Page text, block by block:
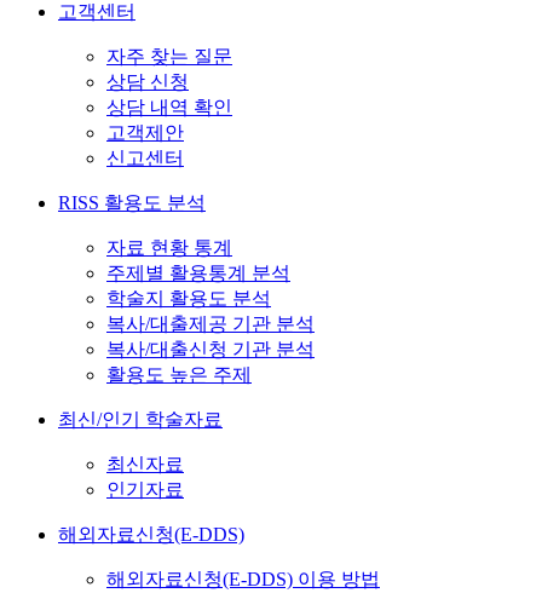
고객센터
자주 찾는 질문
상담 신청
상담 내역 확인
고객제안
신고센터
RISS 활용도 분석
자료 현황 통계
주제별 활용통계 분석
학술지 활용도 분석
복사/대출제공 기관 분석
복사/대출신청 기관 분석
활용도 높은 주제
최신/인기 학술자료
최신자료
인기자료
해외자료신청(E-DDS)
해외자료신청(E-DDS) 이용 방법